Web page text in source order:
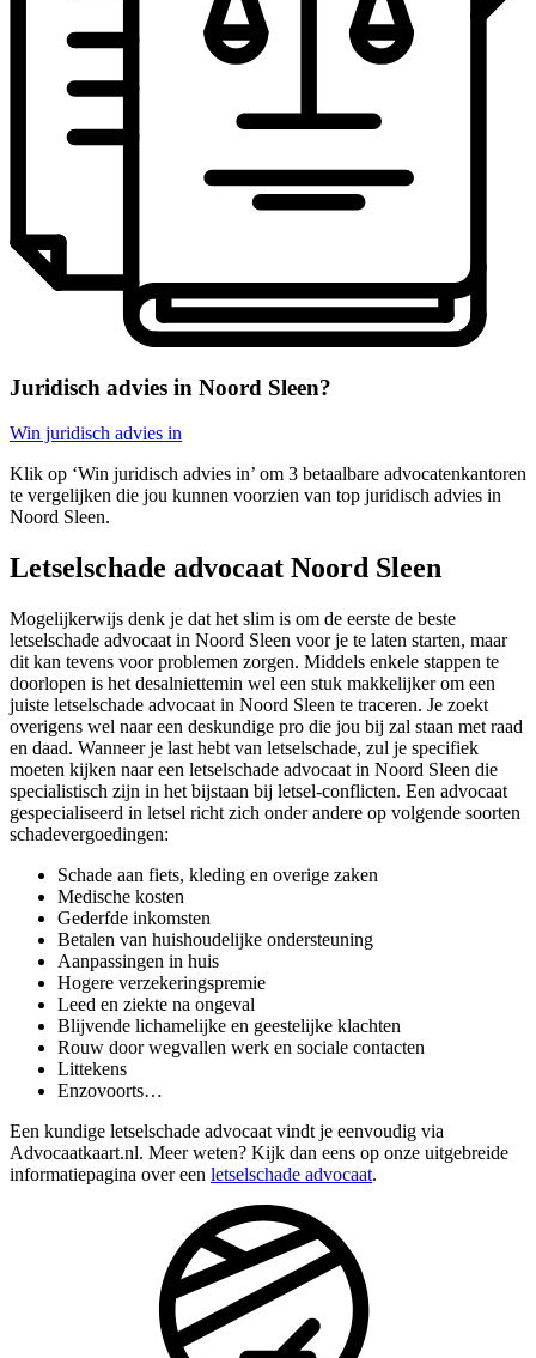
Juridisch advies in Noord Sleen?
Win juridisch advies in
Klik op ‘Win juridisch advies in’ om 3 betaalbare advocatenkantoren
te vergelijken die jou kunnen voorzien van top juridisch advies in
Noord Sleen.
Letselschade advocaat Noord Sleen
Mogelijkerwijs denk je dat het slim is om de eerste de beste
letselschade advocaat in Noord Sleen voor je te laten starten, maar
dit kan tevens voor problemen zorgen. Middels enkele stappen te
doorlopen is het desalniettemin wel een stuk makkelijker om een
juiste letselschade advocaat in Noord Sleen te traceren. Je zoekt
overigens wel naar een deskundige pro die jou bij zal staan met raad
en daad. Wanneer je last hebt van letselschade, zul je specifiek
moeten kijken naar een letselschade advocaat in Noord Sleen die
specialistisch zijn in het bijstaan bij letsel-conflicten. Een advocaat
gespecialiseerd in letsel richt zich onder andere op volgende soorten
schadevergoedingen:
Schade aan fiets, kleding en overige zaken
Medische kosten
Gederfde inkomsten
Betalen van huishoudelijke ondersteuning
Aanpassingen in huis
Hogere verzekeringspremie
Leed en ziekte na ongeval
Blijvende lichamelijke en geestelijke klachten
Rouw door wegvallen werk en sociale contacten
Littekens
Enzovoorts…
Een kundige letselschade advocaat vindt je eenvoudig via
Advocaatkaart.nl. Meer weten? Kijk dan eens op onze uitgebreide
informatiepagina over een letselschade advocaat.